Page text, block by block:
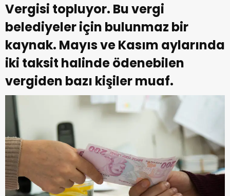
Vergisi topluyor. Bu vergi
belediyeler için bulunmaz bir
kaynak. Mayıs ve Kasım aylarında
iki taksit halinde ödenebilen
vergiden bazı kişiler muaf.